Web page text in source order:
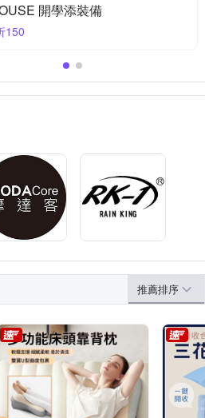
開學添裝備
150
推薦排序